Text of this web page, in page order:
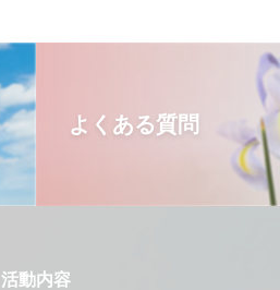
よくある質問
活動内容